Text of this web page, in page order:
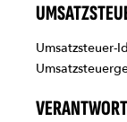
Umsatzsteuer-